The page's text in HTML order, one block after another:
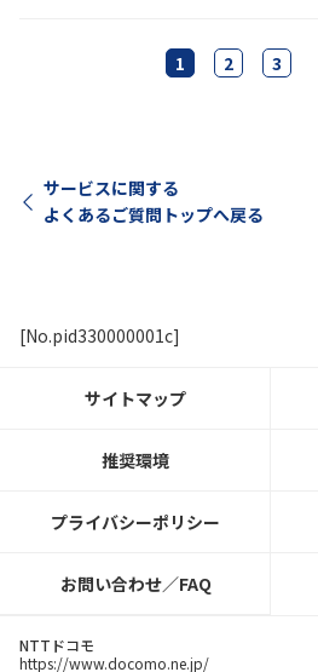
1 2 3
サービスに関する
よくあるご質問トップへ戻る
[No.pid330000001c]
サイトマップ
推奨環境
プライバシーポリシー
お問い合わせ／FAQ
NTTドコモ
https://www.docomo.ne.jp/